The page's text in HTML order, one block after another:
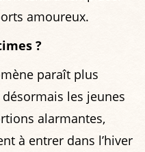
amoureux.
?
paraît plus
désormais les jeunes
alarmantes,
à entrer dans l’hiver